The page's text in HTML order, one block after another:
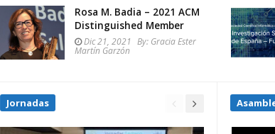
Rosa M. Badia – 2021 ACM
Distinguished Member
Dic 21, 2021 By: Gracia Ester
Martín Garzón
Jornadas